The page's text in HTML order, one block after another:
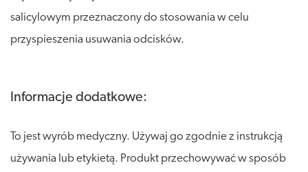
salicylowym przeznaczony do stosowania w celu
przyspieszenia usuwania odcisków.
Informacje dodatkowe:
To jest wyrób medyczny. Używaj go zgodnie z instrukcją
używania lub etykietą. Produkt przechowywać w sposób